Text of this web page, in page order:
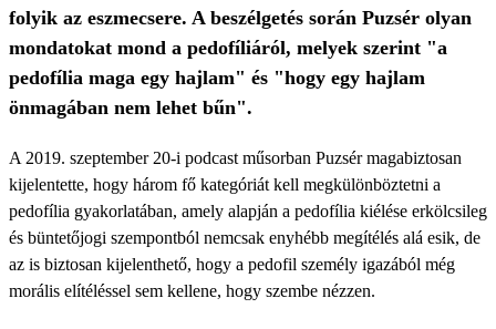
folyik az eszmecsere. A beszélgetés során Puzsér olyan
mondatokat mond a pedofíliáról, melyek szerint "a
pedofília maga egy hajlam" és "hogy egy hajlam
önmagában nem lehet bűn".
A 2019. szeptember 20-i podcast műsorban Puzsér magabiztosan
kijelentette, hogy három fő kategóriát kell megkülönböztetni a
pedofília gyakorlatában, amely alapján a pedofília kiélése erkölcsileg
és büntetőjogi szempontból nemcsak enyhébb megítélés alá esik, de
az is biztosan kijelenthető, hogy a pedofil személy igazából még
morális elítéléssel sem kellene, hogy szembe nézzen.